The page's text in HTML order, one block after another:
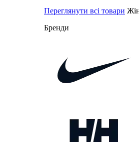
Переглянути всі товари
Бренди